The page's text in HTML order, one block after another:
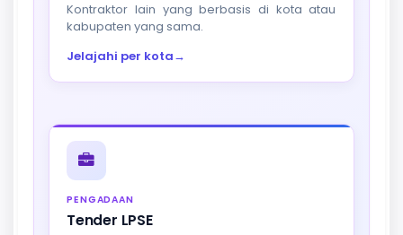
Kontraktor lain yang berbasis di kota atau
kabupaten yang sama.
Jelajahi per kota→
PENGADAAN
Tender LPSE